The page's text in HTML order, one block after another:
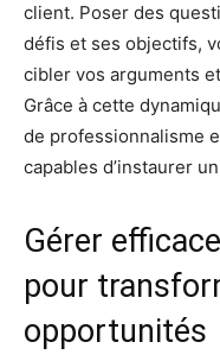
client. Poser des
défis et ses objectifs,
cibler vos arguments
Grâce à cette
de professionnalisme
capables d’instaurer
Gérer
pour
opportunités